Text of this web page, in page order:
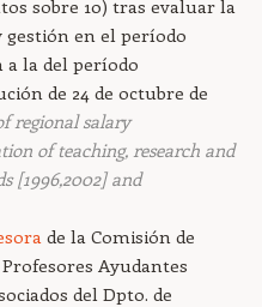
sobre 10) tras evaluar la
gestión en el período
a la del período
de 24 de octubre de
regional salary
of teaching, research and
[1996,2002] and
de la Comisión de
Ayudantes
del Dpto. de